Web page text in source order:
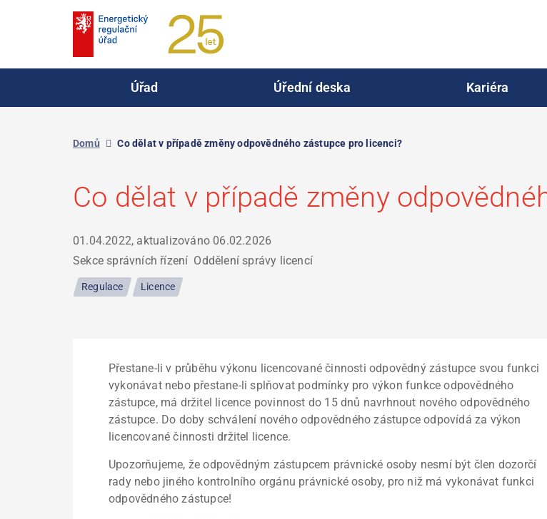
Úřad Úřední deska Kariéra
Domů Co dělat v případě změny odpovědného zástupce pro licenci?
Co dělat v případě změny
01.04.2022, aktualizováno 06.02.2026
Sekce správních řízení Oddělení správy licencí
Regulace Licence
Přestane-li v průběhu výkonu licencované činnosti odpovědný zástupce svou funkci
vykonávat nebo přestane-li splňovat podmínky pro výkon funkce odpovědného
zástupce, má držitel licence povinnost do 15 dnů navrhnout nového odpovědného
zástupce. Do doby schválení nového odpovědného zástupce odpovídá za výkon
licencované činnosti držitel licence.
Upozorňujeme, že odpovědným zástupcem právnické osoby nesmí být člen dozorčí
rady nebo jiného kontrolního orgánu právnické osoby, pro niž má vykonávat funkci
odpovědného zástupce!